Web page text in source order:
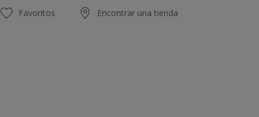
Favoritos Encontrar una tienda